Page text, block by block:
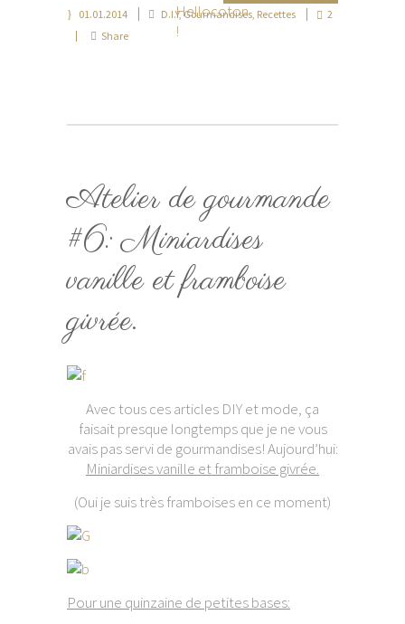
01.01.2014
D.I.Y,Gourmandises, Recettes
2
Share
Atelier de gourmande
#6: Miniardises
vanille et framboise
givrée.
Avec tous ces articles DIY et mode, ça
faisait presque longtemps que je ne vous
avais pas servi de gourmandises! Aujourd’hui:
Miniardises vanille et framboise givrée.
(Oui je suis très framboises en ce moment)
Pour une quinzaine de petites bases: